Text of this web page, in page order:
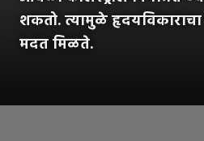
शकतो. त्यामुळे
मदत मिळते.